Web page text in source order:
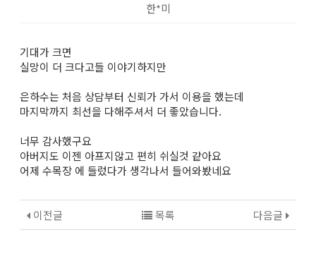
한*미
본문
기대가 크면
실망이 더 크다고들 이야기하지만
은하수는 처음 상담부터 신뢰가 가서 이용을 했는데
마지막까지 최선을 다해주셔서 더 좋았습니다.
너무 감사했구요
아버지도 이젠 아프지않고 편히 쉬실것 같아요
어제 수목장 에 들렀다가 생각나서 들어와봤네요
이전글 다음글
목록